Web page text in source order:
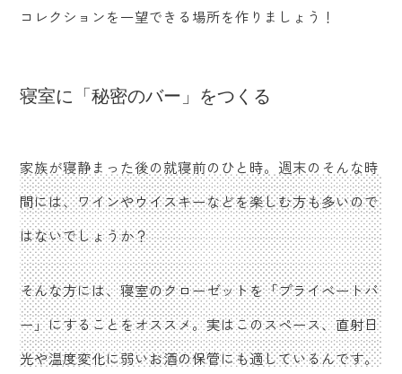
コレクションを一望できる場所を作りましょう！
寝室に「秘密のバー」をつくる
家族が寝静まった後の就寝前のひと時。週末のそんな時
間には、ワインやウイスキーなどを楽しむ方も多いので
はないでしょうか？
そんな方には、寝室のクローゼットを「プライベートバ
ー」にすることをオススメ。実はこのスペース、直射日
光や温度変化に弱いお酒の保管にも適しているんです。